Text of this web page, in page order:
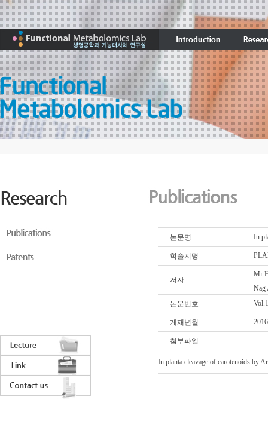
논문명 In
학술지명
저자
Mi-
Nag
논문번호
게재년월
첨부파일
In planta cleavage of carotenoids by